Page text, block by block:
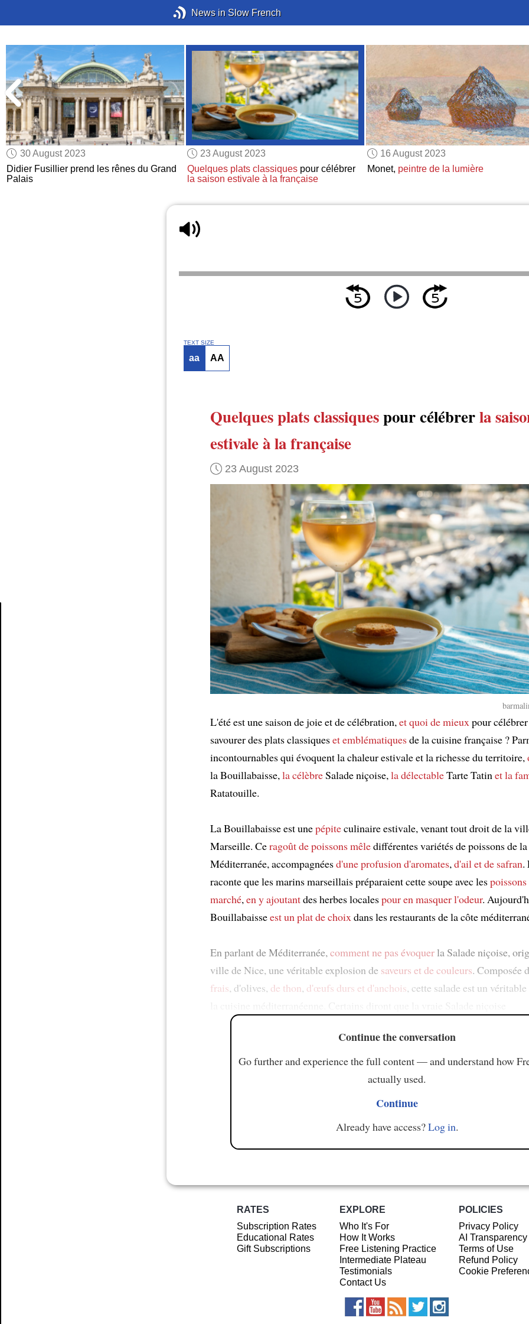
News in Slow French
30 August 2023
Didier Fusillier prend les rênes du Grand
Palais
23 August 2023
Quelques plats classiquespour célébrer
la saison estivale à la française
16 August 2023
Monet, peintre de la lumière
TEXT SIZE
aa AA
Quelques plats classiquespour célébrerla
estivaleà la française
23 August 2023
L'été est une saison de joie et de célébration, et quoi de mieux pour
savourer des plats classiqueset emblématiquesde la cuisine française ?
incontournables qui évoquent la chaleur estivale et la richesse du territoire,
la Bouillabaisse, la célèbreSalade niçoise, la délectableTarte Tatin et la
Ratatouille.
La Bouillabaisse est unepépiteculinaire estivale, venant tout droit de la
Marseille. Ceragoût de poissonsmêledifférentes variétés de poissons de la
Méditerranée, accompagnéesd'une profusion d'aromates, d'ail et de safran.
raconte que les marins marseillais préparaient cette soupe avec les
marché, en y ajoutantdes herbes localespour en masquer l'odeur.
Bouillabaisseest un plat de choix dans les restaurants de la côte
En parlant de Méditerranée, comment ne pas évoquerla Salade niçoise,
ville de Nice, une véritable explosion de saveurs et de couleurs. Composée
frais, d'olives, de thon, d'œufs durs et d'anchois, cette salade est un
Continue the conversation
Go further and experience the full content — and understand how
actually used.
Continue
Already have access?Log in.
RATES
Subscription Rates
Educational Rates
Gift Subscriptions
EXPLORE
Who It's For
How It Works
Free Listening Practice
Intermediate Plateau
Testimonials
Contact Us
POLICIES
Privacy Policy
AI
Terms of Use
Refund Policy
Cookie